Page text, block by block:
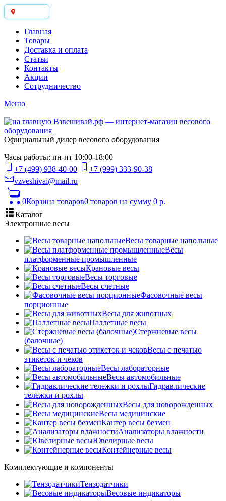
Главная
Товары
Доставка и оплата
Статьи
Контакты
Акции
Сотрудничество
Меню
Официальный дилер весового оборудования
Часы работы: пн-пт 10:00-18:00
+7 (499) 938-40-00
+7 (999) 333-90-38
vzveshivai@mail.ru
0Корзина товаров0 товаров на сумму 0 р.
Каталог
Электронные весы
Весы товарные напольные
Весы
платформенные промышленные
Крановые весы
Весы торговые
Весы счетные
Фасовочные весы
порционные
Весы для животных
Паллетные весы
Стержневые весы
(балочные)
Весы c печатью
этикеток и чеков
Весы лабораторные
Весы автомобильные
Гидравлические
тележки и рохлы
Весы для новорожденных
Весы медицинские
Кантер весы безмен
Анализаторы влажности
Ювелирные весы
Контейнерные весы
Комплектующие и компоненты
Тензодатчики
Весовые индикаторы